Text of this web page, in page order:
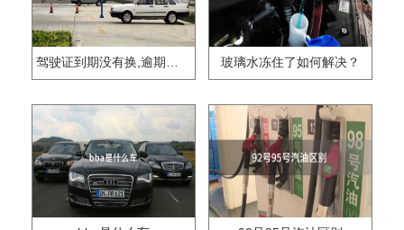
驾驶证到期没有换,逾期怎么办?? 玻璃水冻住了如何解决？